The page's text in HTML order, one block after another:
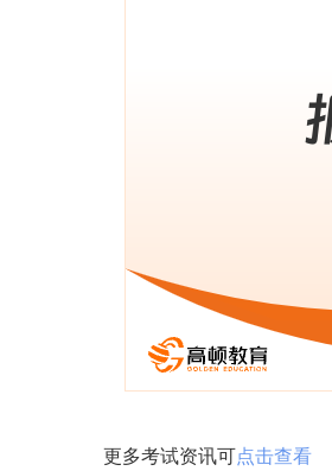
更多考试资讯可点击查看